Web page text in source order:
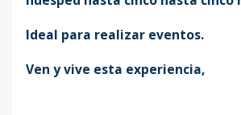
Ideal para realizar eventos.
Ven y vive esta experiencia,